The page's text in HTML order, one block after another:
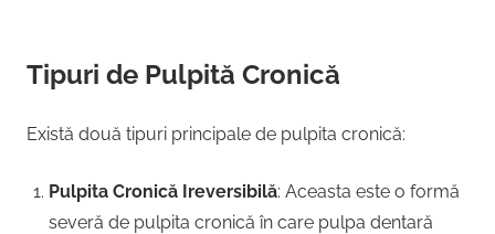
Tipuri de Pulpită Cronică
Există două tipuri principale de pulpita cronică:
Pulpita Cronică Ireversibilă: Aceasta este o formă
severă de pulpita cronică în care pulpa dentară